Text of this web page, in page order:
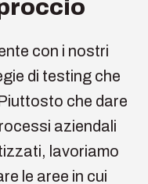
con i nostri
di testing che
che dare
aziendali
lavoriamo
le aree in cui